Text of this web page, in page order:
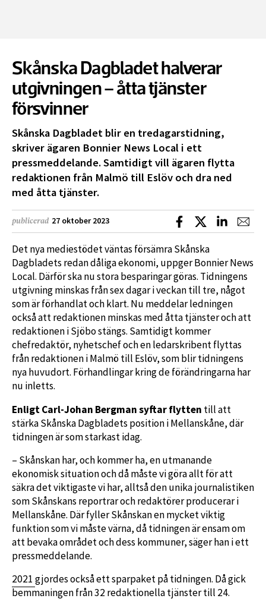
Skånska Dagbladet halverar
utgivningen – åtta tjänster
försvinner
Skånska Dagbladet blir en tredagarstidning,
skriver ägaren Bonnier News Local i ett
pressmeddelande. Samtidigt vill ägaren flytta
redaktionen från Malmö till Eslöv och dra ned
med åtta tjänster.
publicerad 27 oktober 2023 Dela på Facebook
Dela på XDela på
Det nya mediestödet väntas försämra Skånska
Dagbladets redan dåliga ekonomi, uppger Bonnier News
Local. Därför ska nu stora besparingar göras. Tidningens
utgivning minskas från sex dagar i veckan till tre, något
som är förhandlat och klart. Nu meddelar ledningen
också att redaktionen minskas med åtta tjänster och att
redaktionen i Sjöbo stängs. Samtidigt kommer
chefredaktör, nyhetschef och en ledarskribent flyttas
från redaktionen i Malmö till Eslöv, som blir tidningens
nya huvudort. Förhandlingar kring de förändringarna har
nu inletts.
Enligt Carl-Johan Bergman syftar flytten till att
stärka Skånska Dagbladets position i Mellanskåne, där
tidningen är som starkast idag.
– Skånskan har, och kommer ha, en utmanande
ekonomisk situation och då måste vi göra allt för att
säkra det viktigaste vi har, alltså den unika journalistiken
som Skånskans reportrar och redaktörer producerar i
Mellanskåne. Där fyller Skånskan en mycket viktig
funktion som vi måste värna, då tidningen är ensam om
att bevaka området och dess kommuner, säger han i ett
pressmeddelande.
2021 gjordes också ett sparpaket på tidningen. Då gick
bemmaningen från 32 redaktionella tjänster till 24.